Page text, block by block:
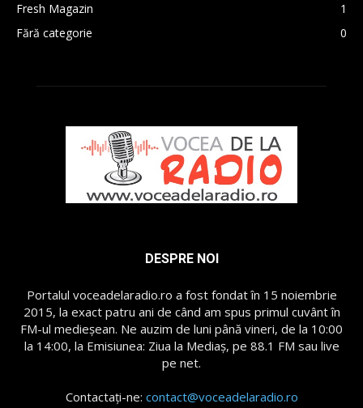
Fresh Magazin
1
Fără categorie
0
DESPRE NOI
Portalul voceadelaradio.ro a fost fondat în 15 noiembrie
2015, la exact patru ani de când am spus primul cuvânt în
FM-ul medieșean. Ne auzim de luni până vineri, de la 10:00
la 14:00, la Emisiunea: Ziua la Mediaș, pe 88.1 FM sau live
pe net.
Contactați-ne: contact@voceadelaradio.ro